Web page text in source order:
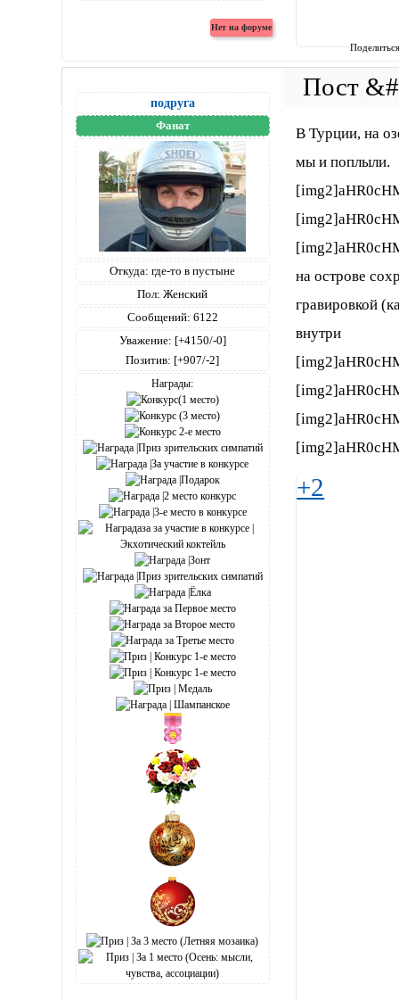
подруга
Фанат
Откуда: где-то в пустыне
Пол: Женский
Сообщений: 6122
Уважение: [+4150/-0]
Позитив: [+907/-2]
Награды:
В Турции, на
мы и поплыли.
на острове
гравировкой
внутри
+2